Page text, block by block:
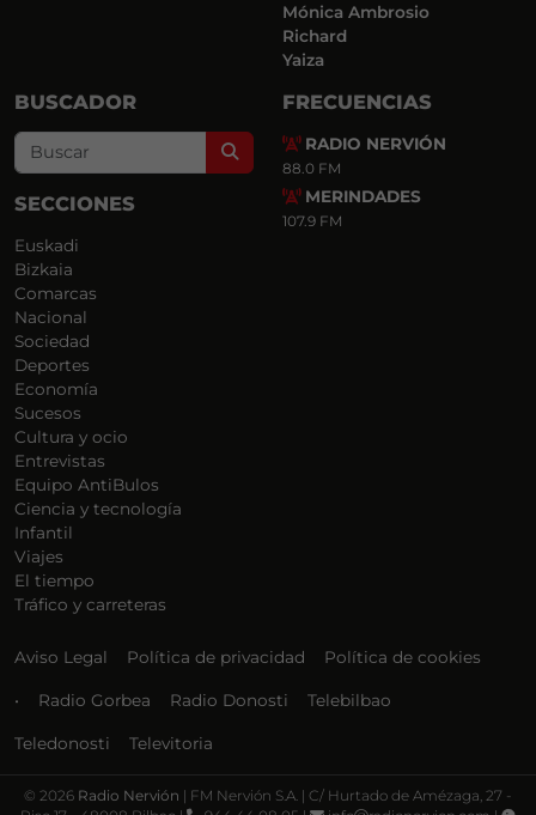
Mónica Ambrosio
Richard
Yaiza
BUSCADOR
Search
SECCIONES
Euskadi
Bizkaia
Comarcas
Nacional
Sociedad
Deportes
Economía
Sucesos
Cultura y ocio
Entrevistas
Equipo AntiBulos
Ciencia y tecnología
Infantil
Viajes
El tiempo
Tráfico y carreteras
FRECUENCIAS
RADIO NERVIÓN
88.0 FM
MERINDADES
107.9 FM
Aviso Legal Política de privacidad Política de cookies
• Radio Gorbea Radio Donosti Telebilbao
Teledonosti Televitoria
© 2026 Radio Nervión | FM Nervión S.A. | C/ Hurtado de Amézaga, 27 -